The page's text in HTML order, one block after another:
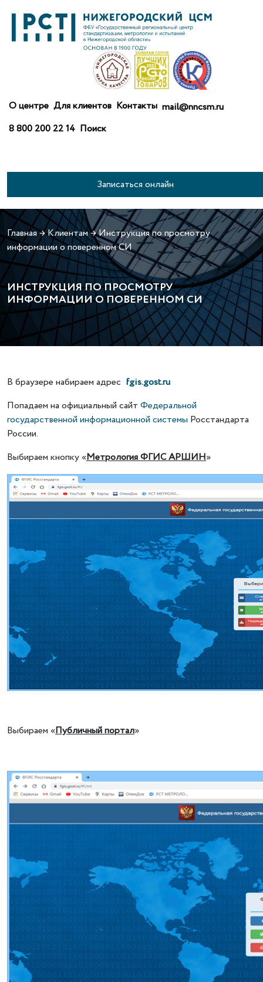
О центре Для клиентов Контакты mail@nncsm.ru
8 800 200 22 14 Поиск
Записаться онлайн
Главная→Клиентам→Инструкция по просмотру
информации о поверенном СИ
ИНСТРУКЦИЯ ПО ПРОСМОТРУ
ИНФОРМАЦИИ О ПОВЕРЕННОМ СИ
В браузере набираем адрес fgis.gost.ru
Попадаем на официальный сайт Федеральной
государственной информационной системы Росстандарта
России.
Выбираем кнопку «Метрология ФГИС АРШИН»
Выбираем «Публичный портал»